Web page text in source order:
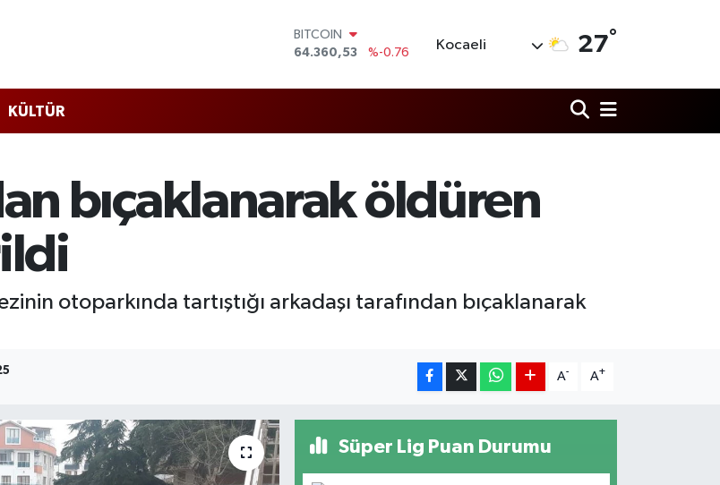
BITCOIN
64.360,53
%-0.76
47,7069
%0.17
GRAM ALTIN
6574.81
%1.44
BİST100
Kocaeli 27°
KÜLTÜR
bıçaklanarak öldüren
otoparkında tartıştığı arkadaşı tarafından bıçaklanarak
A- A+
Süper Lig Puan Durumu